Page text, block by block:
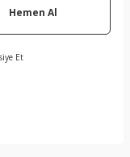
Hemen Al
Et